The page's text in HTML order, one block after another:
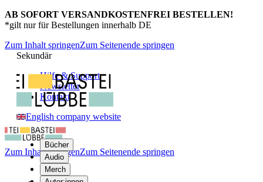
AB SOFORT VERSANDKOSTENFREI BESTELLEN!
*gilt nur für Bestellungen innerhalb DE
Zum Inhalt springenZum Seitenende springen
Sekundär
Hilfe & Support
Newsletter
Kontakt
English company website
Bücher
Audio
Merch
Zum Inhalt springenZum Seitenende springen